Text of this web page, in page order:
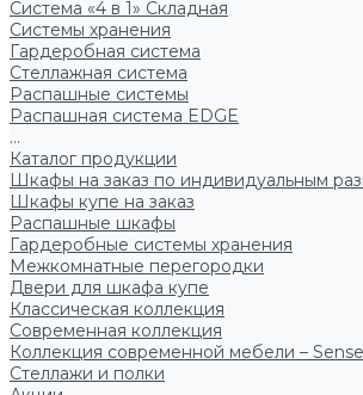
Система «4 в 1» Складная
Системы хранения
Гардеробная система
Стеллажная система
Распашные системы
Распашная система EDGE
...
Каталог продукции
Шкафы на заказ по индивидуальным
Шкафы купе на заказ
Распашные шкафы
Гардеробные системы хранения
Межкомнатные перегородки
Двери для шкафа купе
Классическая коллекция
Современная коллекция
Коллекция современной мебели –
Стеллажи и полки